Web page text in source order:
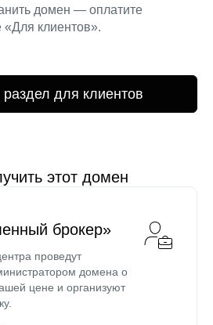
домен — оплатите
«Для клиентов».
для клиентов
этот домен
брокер»
проведут
домена о
цене и организуют